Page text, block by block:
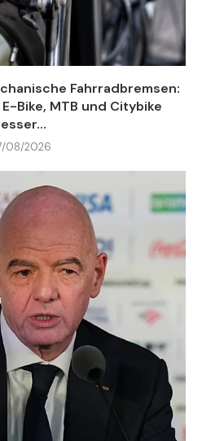
Fahrradbremsen:
Bike, MTB und Citybike
08/2026